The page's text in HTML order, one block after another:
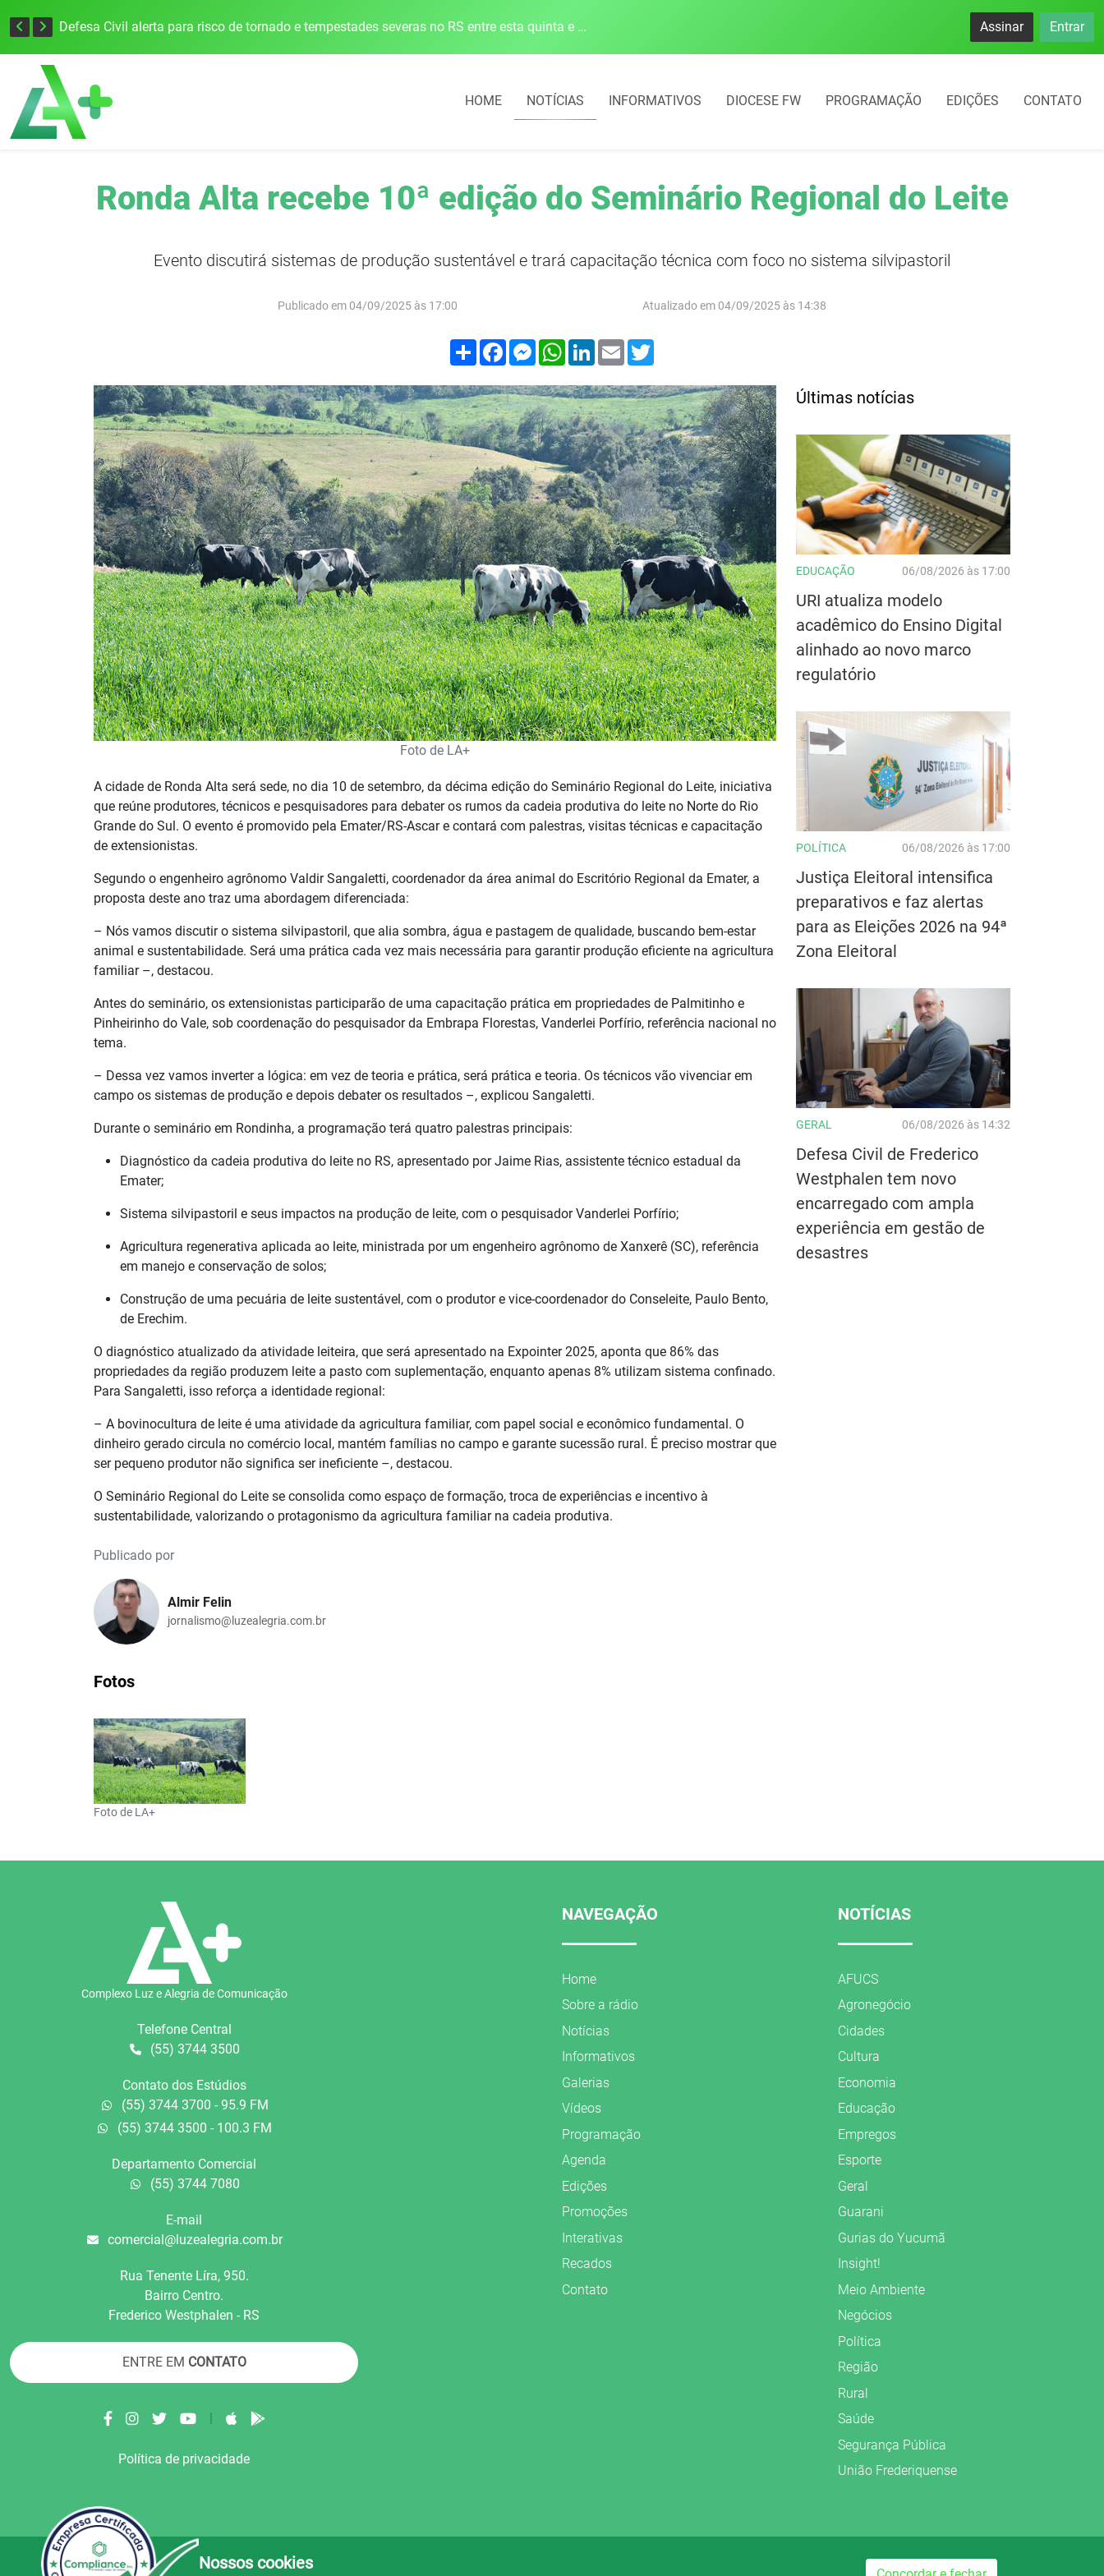
Defesa Civil alerta para risco de tornado e tempestades severas no RS entre esta quinta e sexta-feira Assinar Entrar
HOME NOTÍCIAS INFORMATIVOS DIOCESE FW PROGRAMAÇÃO EDIÇÕES CONTATO
Ronda Alta recebe 10ª edição do Seminário Regional do Leite
Evento discutirá sistemas de produção sustentável e trará capacitação técnica com foco no sistema silvipastoril
Publicado em 04/09/2025 às 17:00 Atualizado em 04/09/2025 às 14:38
Compartilhar
FacebookMessenger
WhatsApp
LinkedIn
Email
Foto de LA+
A cidade de Ronda Alta será sede, no dia 10 de setembro, da décima edição do Seminário Regional do Leite, iniciativa
que reúne produtores, técnicos e pesquisadores para debater os rumos da cadeia produtiva do leite no Norte do Rio
Grande do Sul. O evento é promovido pela Emater/RS-Ascar e contará com palestras, visitas técnicas e capacitação
de extensionistas.
Segundo o engenheiro agrônomo Valdir Sangaletti, coordenador da área animal do Escritório Regional da Emater, a
proposta deste ano traz uma abordagem diferenciada:
– Nós vamos discutir o sistema silvipastoril, que alia sombra, água e pastagem de qualidade, buscando bem-estar
animal e sustentabilidade. Será uma prática cada vez mais necessária para garantir produção eficiente na agricultura
familiar –, destacou.
Antes do seminário, os extensionistas participarão de uma capacitação prática em propriedades de Palmitinho e
Pinheirinho do Vale, sob coordenação do pesquisador da Embrapa Florestas, Vanderlei Porfírio, referência nacional no
tema.
– Dessa vez vamos inverter a lógica: em vez de teoria e prática, será prática e teoria. Os técnicos vão vivenciar em
campo os sistemas de produção e depois debater os resultados –, explicou Sangaletti.
Durante o seminário em Rondinha, a programação terá quatro palestras principais:
Diagnóstico da cadeia produtiva do leite no RS, apresentado por Jaime Rias, assistente técnico estadual da
Emater;
Sistema silvipastoril e seus impactos na produção de leite, com o pesquisador Vanderlei Porfírio;
Agricultura regenerativa aplicada ao leite, ministrada por um engenheiro agrônomo de Xanxerê (SC), referência
em manejo e conservação de solos;
Construção de uma pecuária de leite sustentável, com o produtor e vice-coordenador do Conseleite, Paulo Bento,
de Erechim.
O diagnóstico atualizado da atividade leiteira, que será apresentado na Expointer 2025, aponta que 86% das
propriedades da região produzem leite a pasto com suplementação, enquanto apenas 8% utilizam sistema confinado.
Para Sangaletti, isso reforça a identidade regional:
– A bovinocultura de leite é uma atividade da agricultura familiar, com papel social e econômico fundamental. O
dinheiro gerado circula no comércio local, mantém famílias no campo e garante sucessão rural. É preciso mostrar que
ser pequeno produtor não significa ser ineficiente –, destacou.
O Seminário Regional do Leite se consolida como espaço de formação, troca de experiências e incentivo à
sustentabilidade, valorizando o protagonismo da agricultura familiar na cadeia produtiva.
Publicado por
Almir Felin
jornalismo@luzealegria.com.br
Fotos
Foto de LA+
Últimas notícias
EDUCAÇÃO 06/08/2026 às 17:00
URI atualiza modelo
acadêmico do Ensino Digital
alinhado ao novo marco
regulatório
POLÍTICA 06/08/2026 às 17:00
Justiça Eleitoral intensifica
preparativos e faz alertas
para as Eleições 2026 na 94ª
Zona Eleitoral
GERAL 06/08/2026 às 14:32
Defesa Civil de Frederico
Westphalen tem novo
encarregado com ampla
experiência em gestão de
desastres
Complexo Luz e Alegria de Comunicação
Telefone Central
(55) 3744 3500
Contato dos Estúdios
(55) 3744 3700 - 95.9 FM
(55) 3744 3500 - 100.3 FM
Departamento Comercial
(55) 3744 7080
E-mail
comercial@luzealegria.com.br
Rua Tenente Líra, 950.
Bairro Centro.
Frederico Westphalen - RS
ENTRE EM CONTATO
Política de privacidade
NAVEGAÇÃO
Home
Sobre a rádio
Notícias
Informativos
Galerias
Vídeos
Programação
Agenda
Edições
Promoções
Interativas
Recados
Contato
NOTÍCIAS
AFUCS
Agronegócio
Cidades
Cultura
Economia
Educação
Empregos
Esporte
Geral
Guarani
Gurias do Yucumã
Insight!
Meio Ambiente
Negócios
Política
Região
Rural
Saúde
Segurança Pública
União Frederiquense
Nossos cookies